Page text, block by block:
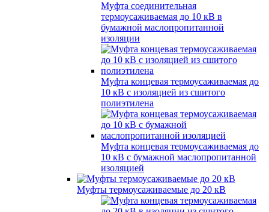
Муфта соединительная
термоусаживаемая до 10 кВ в
бумажной маслопропитанной
изоляции
Муфта концевая термоусаживаемая до
10 кВ с изоляцией из сшитого
полиэтилена
Муфта концевая термоусаживаемая до
10 кВ с бумажной маслопропитанной
изоляцией
Муфты термоусаживаемые до 20 кВ